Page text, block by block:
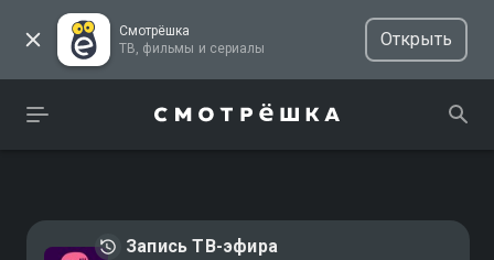
Смотрёшка
ТВ, фильмы и сериалы
Открыть
Запись ТВ-эфира